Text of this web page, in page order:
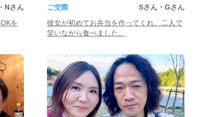
Nさん
を
ご交際
Sさん・Gさん
彼女が初めてお弁当を作ってくれ、二人で
笑いながら食べました。